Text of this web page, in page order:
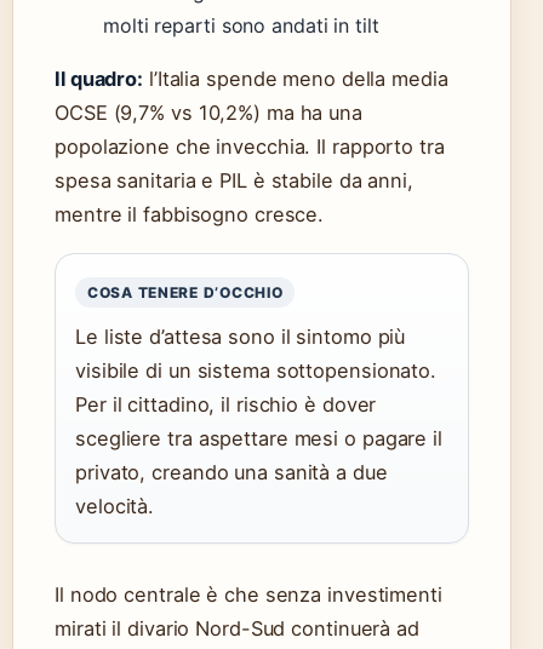
molti reparti sono andati in tilt
Il quadro: l’Italia spende meno della media
OCSE (9,7% vs 10,2%) ma ha una
popolazione che invecchia. Il rapporto tra
spesa sanitaria e PIL è stabile da anni,
mentre il fabbisogno cresce.
COSA TENERE D’OCCHIO
Le liste d’attesa sono il sintomo più
visibile di un sistema sottopensionato.
Per il cittadino, il rischio è dover
scegliere tra aspettare mesi o pagare il
privato, creando una sanità a due
velocità.
Il nodo centrale è che senza investimenti
mirati il divario Nord-Sud continuerà ad